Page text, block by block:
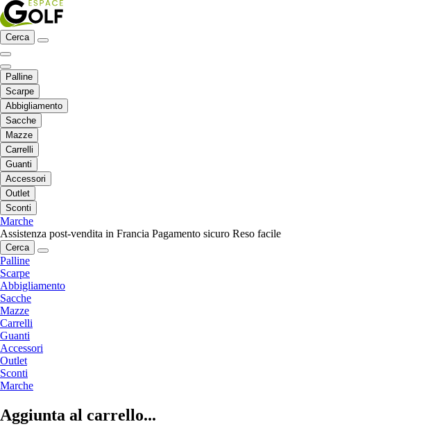
Cerca
Palline
Scarpe
Abbigliamento
Sacche
Mazze
Carrelli
Guanti
Accessori
Outlet
Sconti
Marche
Assistenza post-vendita in Francia Pagamento sicuro Reso facile
Cerca
Palline
Scarpe
Abbigliamento
Sacche
Mazze
Carrelli
Guanti
Accessori
Outlet
Sconti
Marche
Aggiunta al carrello...